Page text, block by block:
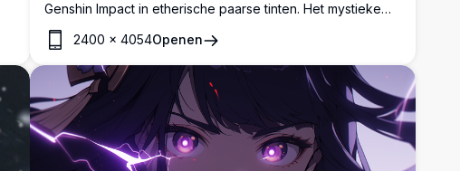
Genshin Impact in etherische paarse tinten. Het mystieke
personage houdt een gloeiende bol vast tegen een
sterrenrijke kosmische achtergrond, waarbij prachtige
anime-stijl kunst wordt getoond met vloeiend haar en
magische sfeer perfect voor elk scherm.
2400 × 4054Openen